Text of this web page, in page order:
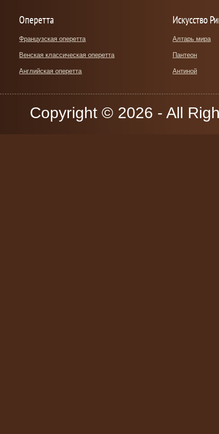
Оперетта
Французская оперетта
Венская классическая оперетта
Английская оперетта
Искусство
Алтарь мира
Пантеон
Антиной
Copyright © 2026 - All